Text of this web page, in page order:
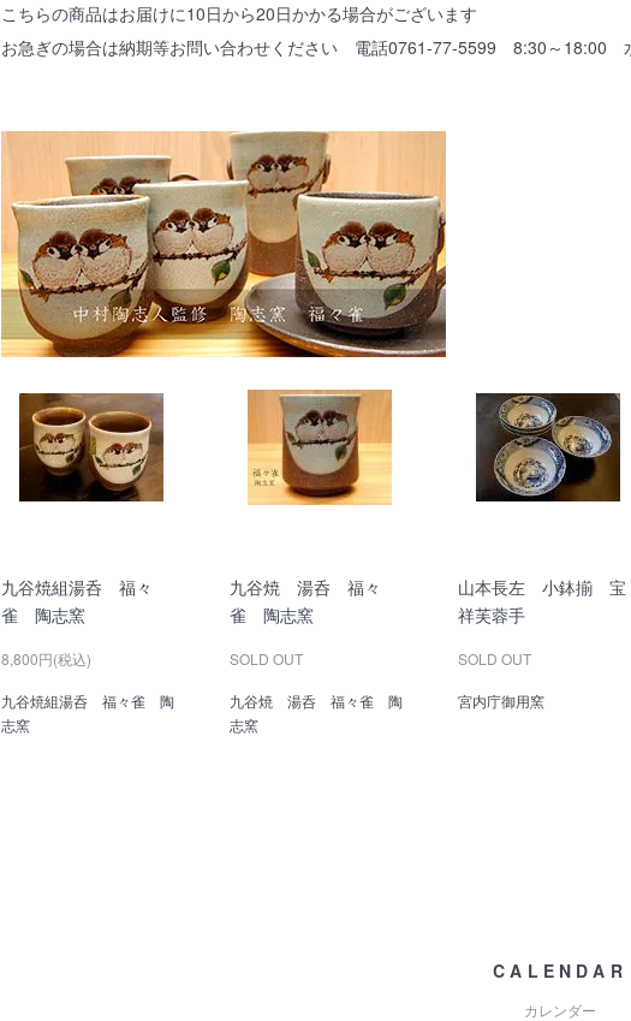
こちらの商品はお届けに10日から20日かかる場合がございます
お急ぎの場合は納期等お問い合わせください 電話0761-77-5599 8:30～18:00
九谷焼組湯呑 福々
雀 陶志窯
8,800円(税込)
九谷焼組湯呑 福々雀 陶
志窯
九谷焼 湯呑 福々
雀 陶志窯
SOLD OUT
九谷焼 湯呑 福々雀 陶
志窯
山本長左 小鉢揃 宝
祥芙蓉手
SOLD OUT
宮内庁御用窯
CALENDAR
カレンダー